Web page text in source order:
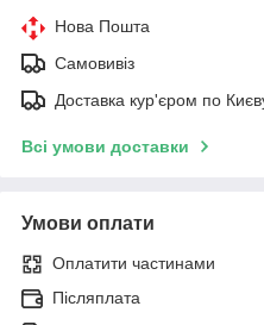
Нова Пошта
Самовивіз
Доставка кур'єром по
Всі умови доставки
Умови оплати
Оплатити частинами
Післяплата